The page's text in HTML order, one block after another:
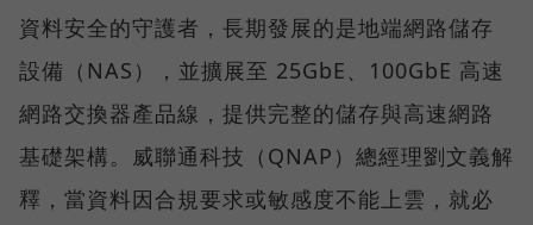
資料安全的守護者，長期發展的是地端網路儲存
設備（NAS），並擴展至 25GbE、100GbE 高速
網路交換器產品線，提供完整的儲存與高速網路
基礎架構。威聯通科技（QNAP）總經理劉文義解
釋，當資料因合規要求或敏感度不能上雲，就必